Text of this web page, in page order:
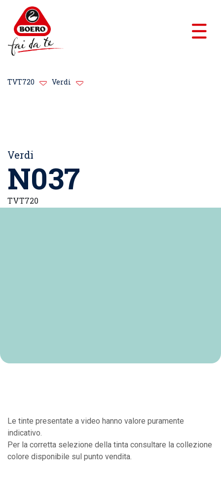
TVT720 Verdi
Verdi
N037
TVT720
Le tinte presentate a video hanno valore puramente
indicativo.
Per la corretta selezione della tinta consultare la collezione
colore disponibile sul punto vendita.